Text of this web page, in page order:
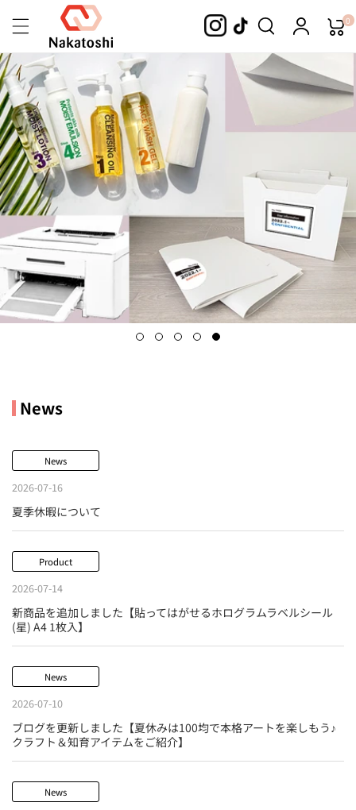
Content
0
News
News
2026-07-16
夏季休暇について
Product
2026-07-14
新商品を追加しました【貼ってはがせるホログラムラベルシール
(星) A4 1枚入】
News
2026-07-10
ブログを更新しました【夏休みは100均で本格アートを楽しもう♪
クラフト＆知育アイテムをご紹介】
News